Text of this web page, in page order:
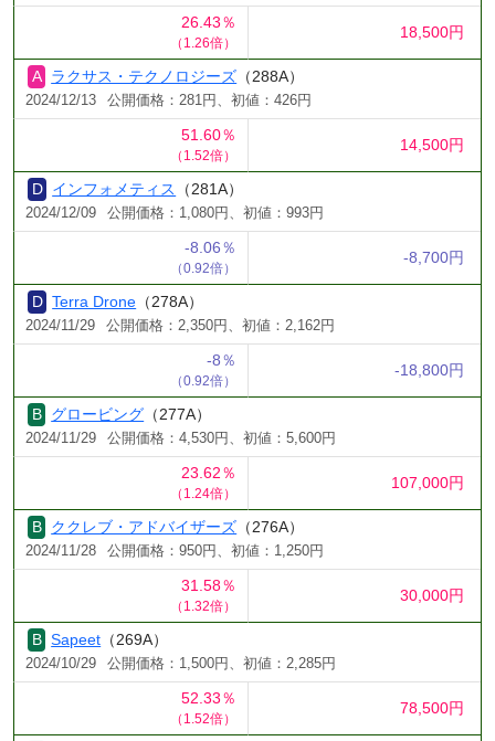
26.43％
（1.26倍）
18,500円
ラクサス・テクノロジーズ （288A）
2024/12/13 公開価格：281円、初値：426円
51.60％
（1.52倍）
14,500円
インフォメティス （281A）
2024/12/09 公開価格：1,080円、初値：993円
-8.06％
（0.92倍）
-8,700円
Terra Drone （278A）
2024/11/29 公開価格：2,350円、初値：2,162円
-8％
（0.92倍）
-18,800円
グロービング （277A）
2024/11/29 公開価格：4,530円、初値：5,600円
23.62％
（1.24倍）
107,000円
ククレブ・アドバイザーズ （276A）
2024/11/28 公開価格：950円、初値：1,250円
31.58％
（1.32倍）
30,000円
Sapeet （269A）
2024/10/29 公開価格：1,500円、初値：2,285円
52.33％
（1.52倍）
78,500円